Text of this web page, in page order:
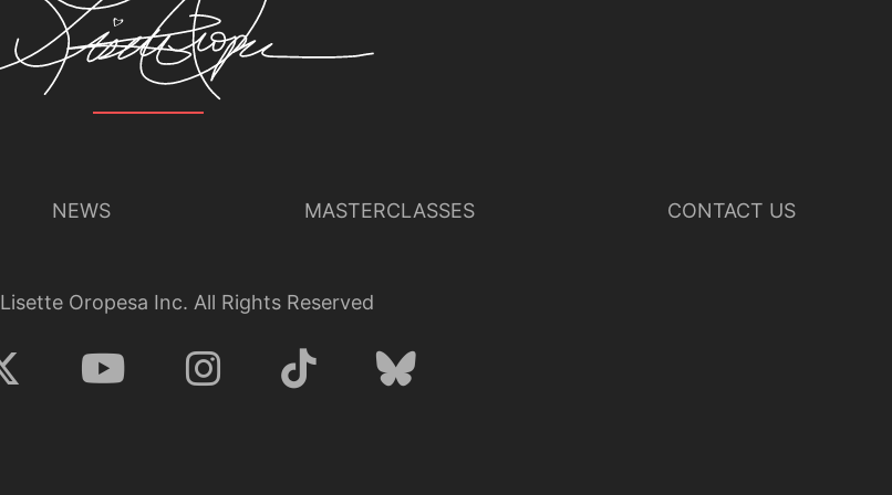
NEWS MASTERCLASSES CONTACT US
Lisette Oropesa Inc. All Rights Reserved